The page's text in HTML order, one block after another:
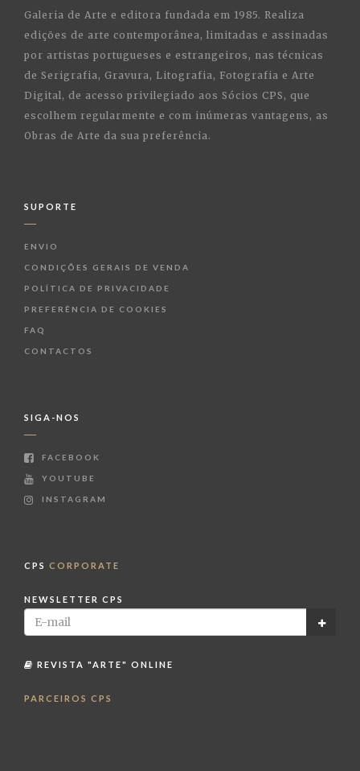
Galeria de Arte e editora fundada em 1985. Realiza
edições de arte contemporânea, limitadas e assinadas
por artistas portugueses e estrangeiros, nas técnicas
de Serigrafia, Gravura, Litografia, Fotografia e Arte
Digital, de acesso privilegiado aos Sócios CPS, que
escolhem regularmente e com inúmeras vantagens, as
Obras de Arte da sua preferência.
SUPORTE
ENVIO
CONDIÇÕES GERAIS DE VENDA
POLÍTICA DE PRIVACIDADE
PREFERÊNCIA DE COOKIES
FAQ
CONTACTOS
SIGA-NOS
FACEBOOK
YOUTUBE
INSTAGRAM
CPS CORPORATE
NEWSLETTER CPS
REVISTA "ARTE" ONLINE
PARCEIROS CPS